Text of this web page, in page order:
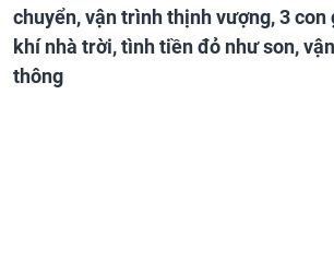
chuyển, vận trình thịnh vượng, 3 con
khí nhà trời, tình tiền đỏ như son,
thông